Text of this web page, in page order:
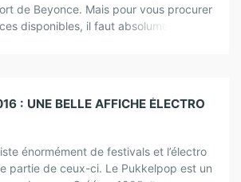
de Beyonce. Mais pour vous procurer
disponibles, il faut absolument être
: UNE BELLE AFFICHE ÉLECTRO
énormément de festivals et l’électro
partie de ceux-ci. Le Pukkelpop est un